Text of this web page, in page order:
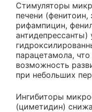
Стимуляторы
печени (фенитоин,
рифампицин,
парацетамола,
возможность
при небольших
Ингибиторы
(циметидин)